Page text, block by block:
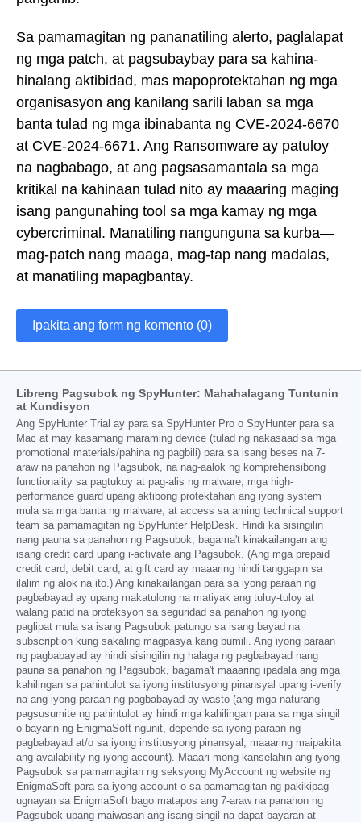
Sa pamamagitan ng pananatiling alerto, paglalapat
ng mga patch, at pagsubaybay para sa kahina-
hinalang aktibidad, mas mapoprotektahan ng mga
organisasyon ang kanilang sarili laban sa mga
banta tulad ng mga ibinabanta ng CVE-2024-6670
at CVE-2024-6671. Ang Ransomware ay patuloy
na nagbabago, at ang pagsasamantala sa mga
kritikal na kahinaan tulad nito ay maaaring maging
isang pangunahing tool sa mga kamay ng mga
cybercriminal. Manatiling nangunguna sa kurba—
mag-patch nang maaga, mag-tap nang madalas,
at manatiling mapagbantay.
Ipakita ang form ng komento (0)
Libreng Pagsubok ng SpyHunter: Mahahalagang Tuntunin
at Kundisyon
Ang SpyHunter Trial ay para sa SpyHunter Pro o SpyHunter para sa
Mac at may kasamang maraming device (tulad ng nakasaad sa mga
promotional materials/pahina ng pagbili) para sa isang beses na 7-
araw na panahon ng Pagsubok, na nag-aalok ng komprehensibong
functionality sa pagtukoy at pag-alis ng malware, mga high-
performance guard upang aktibong protektahan ang iyong system
mula sa mga banta ng malware, at access sa aming technical support
team sa pamamagitan ng SpyHunter HelpDesk. Hindi ka sisingilin
nang pauna sa panahon ng Pagsubok, bagama't kinakailangan ang
isang credit card upang i-activate ang Pagsubok. (Ang mga prepaid
credit card, debit card, at gift card ay maaaring hindi tanggapin sa
ilalim ng alok na ito.) Ang kinakailangan para sa iyong paraan ng
pagbabayad ay upang makatulong na matiyak ang tuluy-tuloy at
walang patid na proteksyon sa seguridad sa panahon ng iyong
paglipat mula sa isang Pagsubok patungo sa isang bayad na
subscription kung sakaling magpasya kang bumili. Ang iyong paraan
ng pagbabayad ay hindi sisingilin ng halaga ng pagbabayad nang
pauna sa panahon ng Pagsubok, bagama't maaaring ipadala ang mga
kahilingan sa pahintulot sa iyong institusyong pinansyal upang i-verify
na ang iyong paraan ng pagbabayad ay wasto (ang mga naturang
pagsusumite ng pahintulot ay hindi mga kahilingan para sa mga singil
o bayarin ng EnigmaSoft ngunit, depende sa iyong paraan ng
pagbabayad at/o sa iyong institusyong pinansyal, maaaring maipakita
ang availability ng iyong account). Maaari mong kanselahin ang iyong
Pagsubok sa pamamagitan ng seksyong MyAccount ng website ng
EnigmaSoft para sa iyong account o sa pamamagitan ng pakikipag-
ugnayan sa EnigmaSoft bago matapos ang 7-araw na panahon ng
Pagsubok upang maiwasan ang isang singil na dapat bayaran at